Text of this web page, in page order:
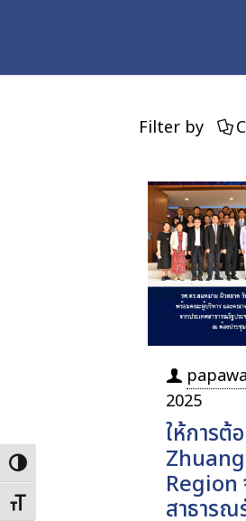
Toggle High Contrast
Toggle Font size
Filter by
2025
ให้การต้
Region
สาธารณ